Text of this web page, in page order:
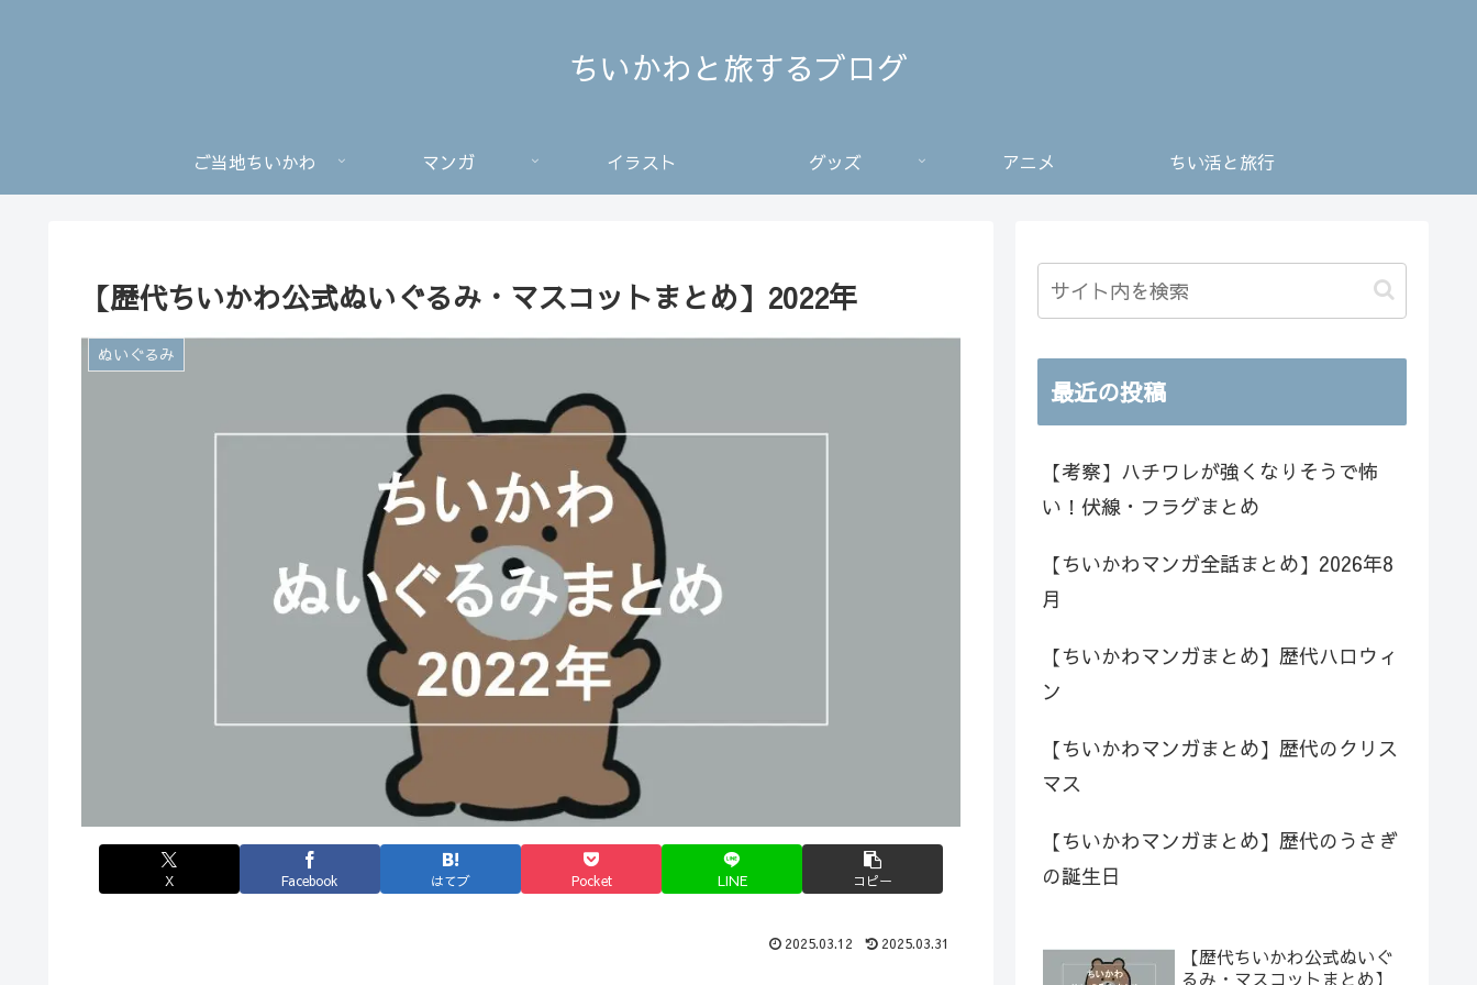
ちいかわと旅するブログ
ご当地ちいかわ マンガ イラスト グッズ アニメ ちい活と旅行
【歴代ちいかわ公式ぬいぐるみ・マスコットまとめ】2022年
ぬいぐるみ
X Facebook はてブ Pocket LINE コピー
2025.03.12 2025.03.31
最近の投稿
【考察】ハチワレが強くなりそうで怖
い！伏線・フラグまとめ
【ちいかわマンガ全話まとめ】2026年8
月
【ちいかわマンガまとめ】歴代ハロウィ
ン
【ちいかわマンガまとめ】歴代のクリス
マス
【ちいかわマンガまとめ】歴代のうさぎ
の誕生日
【歴代ちいかわ公式ぬいぐ
るみ・マスコットまとめ】